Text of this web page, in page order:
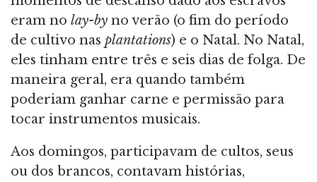
eram no lay-by no verão (o fim do período
de cultivo nas plantations) e o Natal. No Natal,
eles tinham entre três e seis dias de folga. De
maneira geral, era quando também
poderiam ganhar carne e permissão para
tocar instrumentos musicais.
Aos domingos, participavam de cultos, seus
ou dos brancos, contavam histórias,